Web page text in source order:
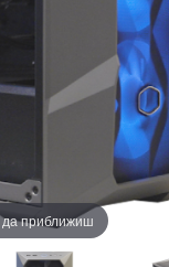
да приближиш